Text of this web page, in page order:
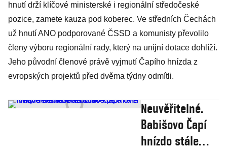
hnutí drží klíčové ministerské i regionální středočeské
pozice, zamete kauza pod koberec. Ve středních Čechách
už hnutí ANO podporované ČSSD a komunisty převolilo
členy výboru regionální rady, který na unijní dotace dohlíží.
Jeho původní členové právě vyjmutí Čapího hnízda z
evropských projektů před dvěma týdny odmítli.
Neuvěřitelné.
Babišovo Čapí
hnízdo stále